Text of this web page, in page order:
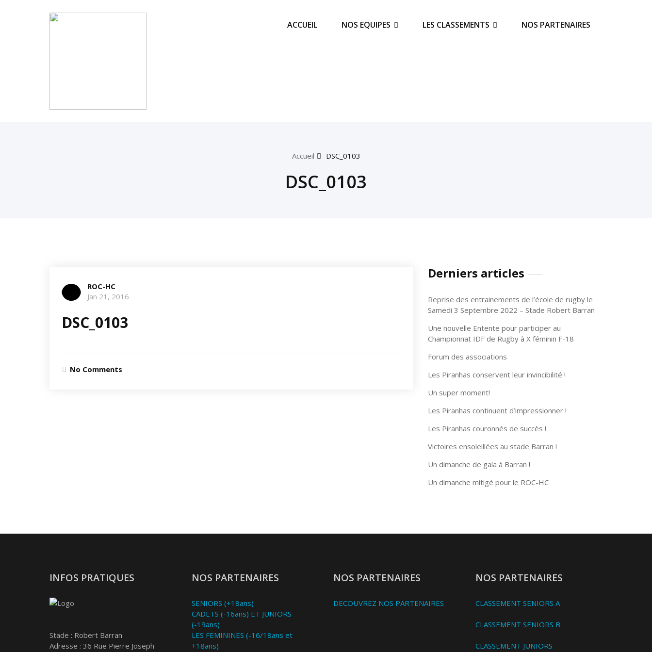
ACCUEIL NOS EQUIPES LES CLASSEMENTS NOS PARTENAIRES
Accueil DSC_0103
DSC_0103
ROC-HC
Jan 21, 2016
DSC_0103
No Comments
Derniers articles
Reprise des entrainements de l’école de rugby le
Samedi 3 Septembre 2022 – Stade Robert Barran
Une nouvelle Entente pour participer au
Championnat IDF de Rugby à X féminin F-18
Forum des associations
Les Piranhas conservent leur invincibilité !
Un super moment!
Les Piranhas continuent d’impressionner !
Les Piranhas couronnés de succès !
Victoires ensoleillées au stade Barran !
Un dimanche de gala à Barran !
Un dimanche mitigé pour le ROC-HC
INFOS PRATIQUES
Stade : Robert Barran
Adresse : 36 Rue Pierre Joseph
NOS PARTENAIRES
SENIORS (+18ans)
CADETS (-16ans) ET JUNIORS
(-19ans)
LES FEMININES (-16/18ans et
+18ans)
NOS PARTENAIRES
DECOUVREZ NOS PARTENAIRES
NOS PARTENAIRES
CLASSEMENT SENIORS A
CLASSEMENT SENIORS B
CLASSEMENT JUNIORS